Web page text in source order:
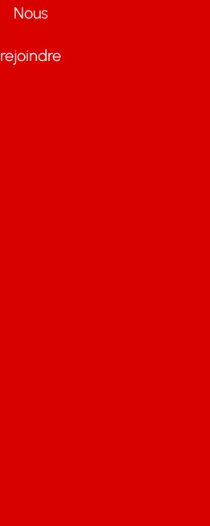
Nous
rejoindre